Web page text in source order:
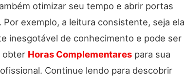
otimizar seu tempo e abrir portas
exemplo, a leitura consistente, seja ela
inesgotável de conhecimento e pode ser
obter Horas Complementares para sua
Continue lendo para descobrir